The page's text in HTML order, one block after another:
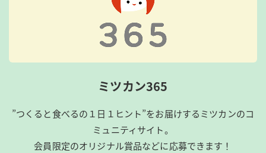
ミツカン365
”つくると食べるの１日１ヒント”をお届けするミツカンのコ
ミュニティサイト。
会員限定のオリジナル賞品などに応募できます！